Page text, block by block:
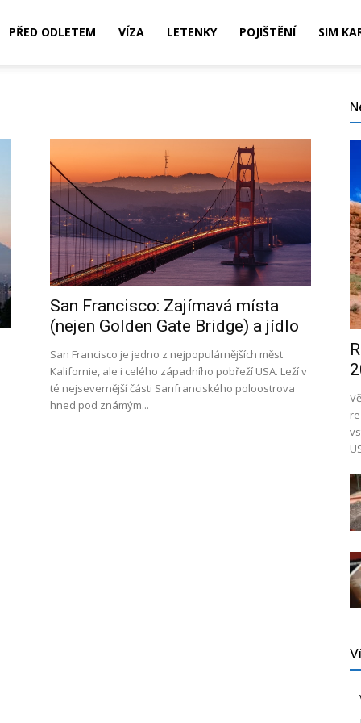
PŘED ODLETEM VÍZA LETENKY POJIŠTĚNÍ SIM
San Francisco: Zajímavá místa
(nejen Golden Gate Bridge) a jídlo
San Francisco je jedno z nejpopulárnějších měst
Kalifornie, ale i celého západního pobřeží USA. Leží v
té nejsevernější části Sanfranciského poloostrova
hned pod známým...